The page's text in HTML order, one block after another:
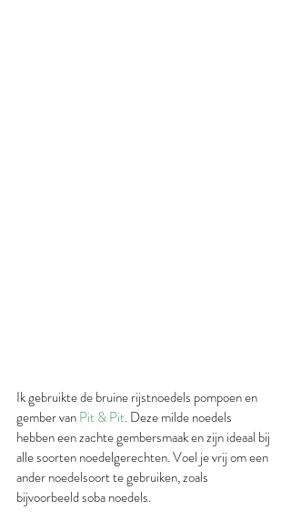
Ik gebruikte de bruine rijstnoedels pompoen en
gember van Pit & Pit. Deze milde noedels
hebben een zachte gembersmaak en zijn ideaal bij
alle soorten noedelgerechten. Voel je vrij om een
ander noedelsoort te gebruiken, zoals
bijvoorbeeld soba noedels.